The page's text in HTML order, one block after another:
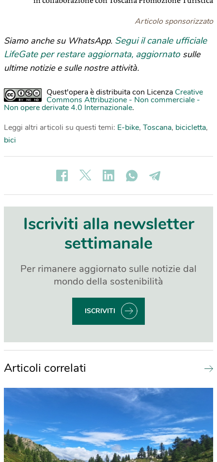
Articolo sponsorizzato
Siamo anche su WhatsApp. Segui il canale ufficiale
LifeGate per restare aggiornata, aggiornato sulle
ultime notizie e sulle nostre attività.
Quest'opera è distribuita con Licenza Creative
Commons Attribuzione - Non commerciale -
Non opere derivate 4.0 Internazionale.
Leggi altri articoli su questi temi: E-bike, Toscana, bicicletta,
bici
Iscriviti alla newsletter
settimanale
Per rimanere aggiornato sulle notizie dal
mondo della sostenibilità
ISCRIVITI
Articoli correlati